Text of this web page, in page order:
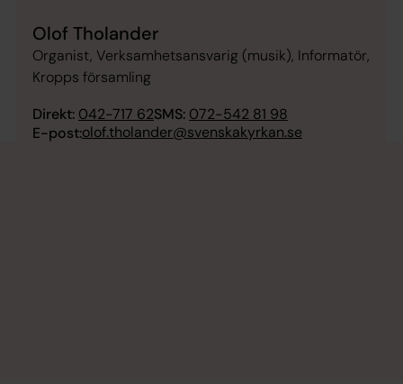
Olof Tholander
Organist, Verksamhetsansvarig (musik), Informatör,
Kropps församling
Direkt: 042-717 62SMS: 072-542 81 98
E-post:olof.tholander@svenskakyrkan.se